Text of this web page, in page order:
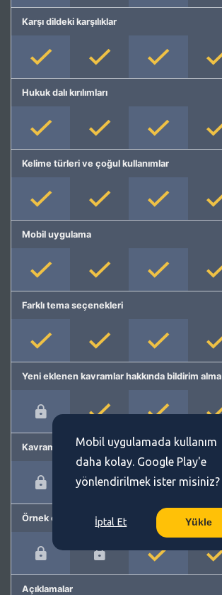
Karşı dildeki karşılıklar
Hukuk dalı kırılımları
Kelime türleri ve çoğul kullanımlar
Mobil uygulama
Farklı tema seçenekleri
Yeni eklenen kavramlar hakkında bildirim alma
Kavram önerme
Örnek cümleler
Açıklamalar
Mobil uygulamada kullanım
daha kolay. Google Play'e
yönlendirilmek ister misiniz?
İptal Et Yükle